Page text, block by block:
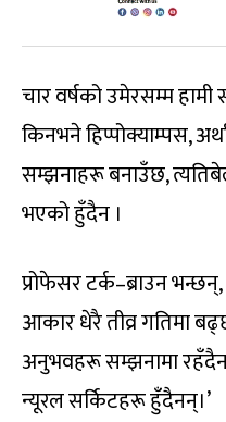
चार वर्षको उमेरसम्म
किनभने हिप्पोक्याम्पस,
सम्झनाहरू बनाउँछ,
भएको हुँदैन ।
प्रोफेसर टर्क–ब्राउन
आकार धेरै तीव्र गतिमा
अनुभवहरू सम्झनामा
न्यूरल सर्किटहरू हुँदैनन्।’